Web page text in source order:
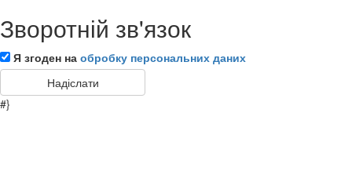
Зворотній зв'язок
Я згоден на обробку персональних даних
#}